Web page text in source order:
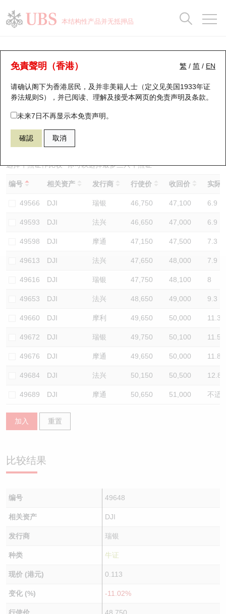
本结构性产品并无抵押品
繁 / 简 / EN
免責聲明（香港）
请确认阁下为香港居民，及并非美籍人士（定义见美国1933年证
券法规则S），并已阅读、理解及接受本网页的免责声明及条款。
未来7日不再显示本免责声明。
確認 取消
牛熊证分析仪
表现 街货统计 比较
49648 瑞银牛证 DJI 道琼斯指数
选择牛熊证作比较 *你可以选择最多三只牛熊证
编号 相关资产 发行商 行使价 收回价 实际
49566 DJI 瑞银 46,750 47,100 6.9
49593 DJI 法兴 46,650 47,000 6.9
49598 DJI 摩通 47,150 47,500 7.3
49613 DJI 法兴 47,650 48,000 7.9
49616 DJI 瑞银 47,750 48,100 8
49653 DJI 法兴 48,650 49,000 9.3
49660 DJI 摩利 49,650 50,000 11.3
49672 DJI 瑞银 49,750 50,100 11.5
49676 DJI 摩通 49,650 50,000 11.8
49684 DJI 法兴 50,150 50,500 12.8
49689 DJI 摩通 50,650 51,000 不适
加入 重置
比较结果
编号 49648
相关资产 DJI
发行商 瑞银
种类 牛证
现价 (港元) 0.113
变化 (%) -11.02%
瑞银认股证一览
新发行瑞银认股证
即将到期认股证
认股证到期结算价查找
认股证分析仪
认股证速算机
认股证/牛熊证日志
认股证文件及公告
街货统计
比较
牛熊全景快搜
牛熊证搜寻
牛熊证街货分布图
正股牛熊证列表
新发行瑞银牛熊证
已收回牛熊证剩余价值
牛熊证到期结算价查找
牛熊证分析仪
牛熊证文件及公告
牛熊证文件及公告 (瑞信)
街货统计
比较
十大升幅/跌幅
十大认股证成交分布
十天股证占大市成交
资金流
街货统计
三十大平均引伸波幅
正股分析仪
二十大活跃股份
恒指成份股
国指成份股
科指成份股
相关资产沽空
中资ETFs溢价比较
AH 股价对照
ADR
收市竞价变化
持股比重
显示所有持股比重
每月轮证大市专题
轮证专栏
讲座及教育短片
认股证投资者教育
牛熊证投资者教育
认股证牛熊证常问问题